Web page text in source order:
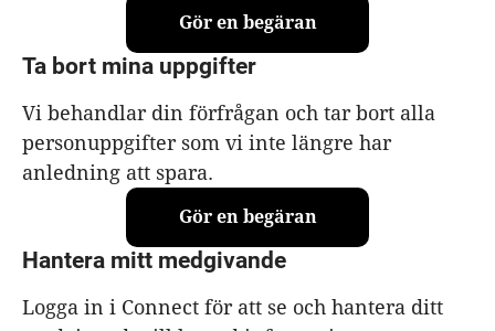
Gör en begäran
Ta bort mina uppgifter
Vi behandlar din förfrågan och tar bort alla
personuppgifter som vi inte längre har
anledning att spara.
Gör en begäran
Hantera mitt medgivande
Logga in i Connect för att se och hantera ditt